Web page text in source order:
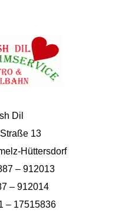
Dil
13
Hüttersdorf
– 912013
– 912014
– 17515836